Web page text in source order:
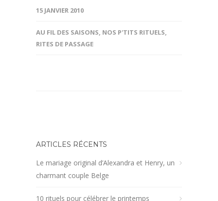
15 JANVIER 2010
AU FIL DES SAISONS, NOS P'TITS RITUELS,
RITES DE PASSAGE
ARTICLES RÉCENTS
Le mariage original d’Alexandra et Henry, un
charmant couple Belge
10 rituels pour célébrer le printemps